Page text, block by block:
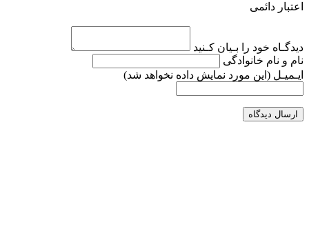
اعتبار دائمی
دیدگـاه خود را بـیان کـنید
نام و نام خانوادگی
ایـمیـل (این مورد نمایش داده نخواهد شد)
ارسال دیدگاه